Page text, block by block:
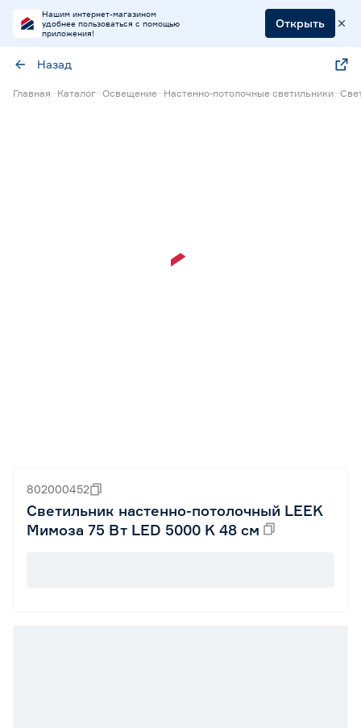
Нашим интернет-магазином
удобнее пользоваться с помощью
приложения!
Открыть
Назад
Главная Каталог Освещение Настенно-потолочные светильники
802000452
Светильник настенно-потолочный LEEK
Мимоза 75 Вт LED 5000 K 48 см